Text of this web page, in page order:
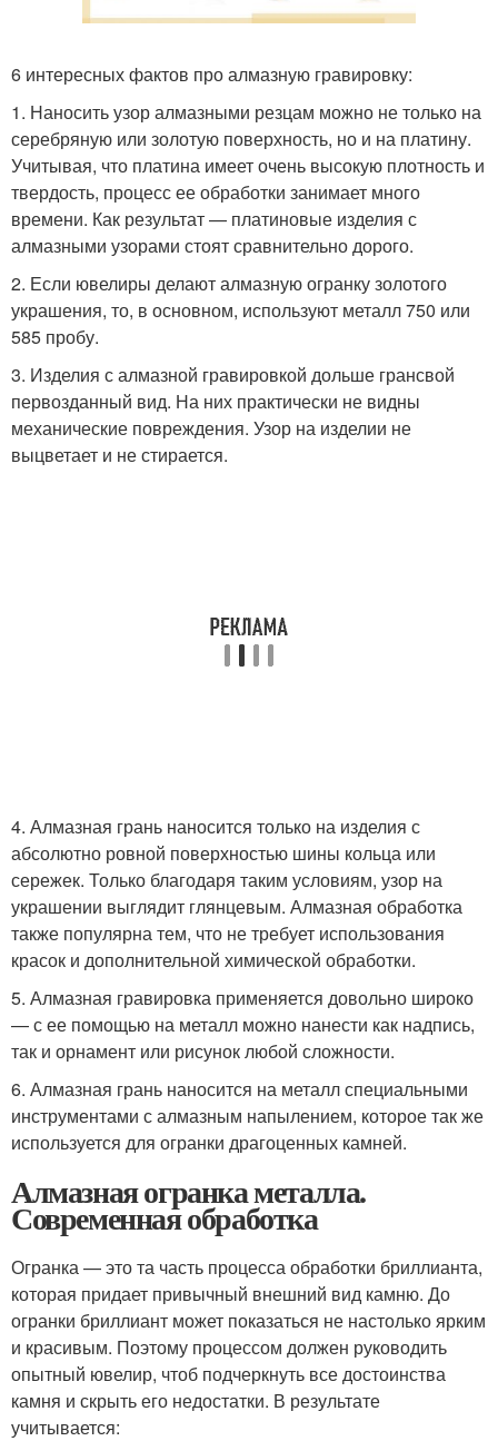
6 интересных фактов про алмазную гравировку:
1. Наносить узор алмазными резцам можно не только на
серебряную или золотую поверхность, но и на платину.
Учитывая, что платина имеет очень высокую плотность и
твердость, процесс ее обработки занимает много
времени. Как результат — платиновые изделия с
алмазными узорами стоят сравнительно дорого.
2. Если ювелиры делают алмазную огранку золотого
украшения, то, в основном, используют металл 750 или
585 пробу.
3. Изделия с алмазной гравировкой дольше грансвой
первозданный вид. На них практически не видны
механические повреждения. Узор на изделии не
выцветает и не стирается.
4. Алмазная грань наносится только на изделия с
абсолютно ровной поверхностью шины кольца или
сережек. Только благодаря таким условиям, узор на
украшении выглядит глянцевым. Алмазная обработка
также популярна тем, что не требует использования
красок и дополнительной химической обработки.
5. Алмазная гравировка применяется довольно широко
— с ее помощью на металл можно нанести как надпись,
так и орнамент или рисунок любой сложности.
6. Алмазная грань наносится на металл специальными
инструментами с алмазным напылением, которое так же
используется для огранки драгоценных камней.
Алмазная огранка металла.
Современная обработка
Огранка — это та часть процесса обработки бриллианта,
которая придает привычный внешний вид камню. До
огранки бриллиант может показаться не настолько ярким
и красивым. Поэтому процессом должен руководить
опытный ювелир, чтоб подчеркнуть все достоинства
камня и скрыть его недостатки. В результате
учитывается: